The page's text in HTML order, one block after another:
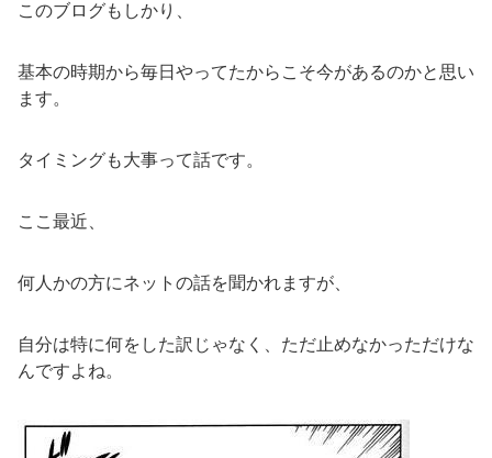
このブログもしかり、
基本の時期から毎日やってたからこそ今があるのかと思い
ます。
タイミングも大事って話です。
ここ最近、
何人かの方にネットの話を聞かれますが、
自分は特に何をした訳じゃなく、ただ止めなかっただけな
んですよね。